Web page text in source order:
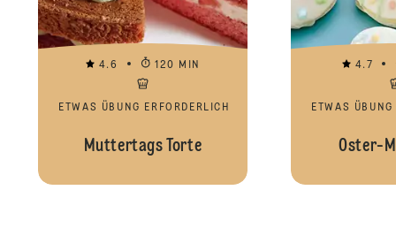
4.6 120 MIN
ETWAS ÜBUNG ERFORDERLICH
Muttertags Torte
4.7
ETWAS
Oster-